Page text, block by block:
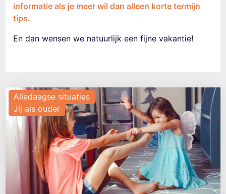
informatie als je meer wil dan alleen korte termijn
tips.
En dan wensen we natuurlijk een fijne vakantie!
Alledaagse situaties
Jij als ouder